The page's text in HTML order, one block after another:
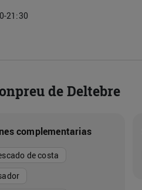
21:30
de Deltebre
complementarias
de costa